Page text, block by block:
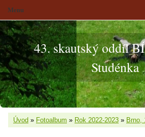
43. skautský oddíl
Studénka
Úvod » Fotoalbum » Rok 2022-2023 » Brno,
Menu